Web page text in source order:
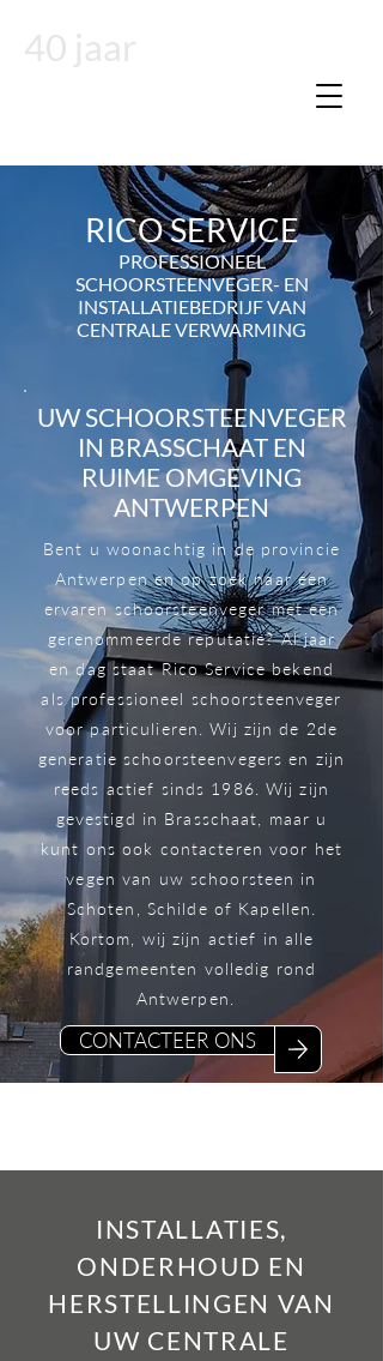
40 jaar
RICO SERVICE
PROFESSIONEEL
SCHOORSTEENVEGER- EN
INSTALLATIEBEDRIJF VAN
CENTRALEVERWARMING
UW SCHOORSTEENVEGER
IN BRASSCHAAT EN
RUIME OMGEVING
ANTWERPEN
Bent u woonachtig in de provincie
Antwerpen en op zoek naar een
ervaren schoorsteenveger met een
gerenommeerde reputatie? Al jaar
en dag staat Rico Service bekend
als professioneel schoorsteenveger
voor particulieren. Wij zijn de 2de
generatie schoorsteenvegers en zijn
reeds actief sinds 1986. Wij zijn
gevestigd in Brasschaat, maar u
kunt ons ook contacteren voor het
vegen van uw schoorsteen in
Schoten, Schilde of Kapellen.
Kortom, wij zijn actief in alle
randgemeenten volledig rond
Antwerpen.
CONTACTEER ONS
INSTALLATIES,
ONDERHOUD EN
HERSTELLINGEN VAN
UW CENTRALE